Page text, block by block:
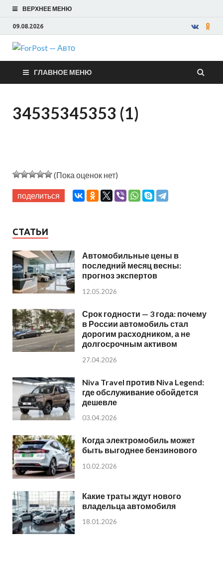
ВЕРХНЕЕ МЕНЮ
09.08.2026
ForPost —
Авто
ГЛАВНОЕ МЕНЮ
34535345353 (1)
(Пока оценок нет)
поделиться
СТАТЬИ
Автомобильные цены в
последний месяц весны:
прогноз экспертов
12.05.2026
Срок годности — 3 года: почему
в России автомобиль стал
дорогим расходником, а не
долгосрочным активом
27.04.2026
Niva Travel против Niva Legend:
где обслуживание обойдется
дешевле
03.04.2026
Когда электромобиль может
быть выгоднее бензинового
10.02.2026
Какие траты ждут нового
владельца автомобиля
18.01.2026